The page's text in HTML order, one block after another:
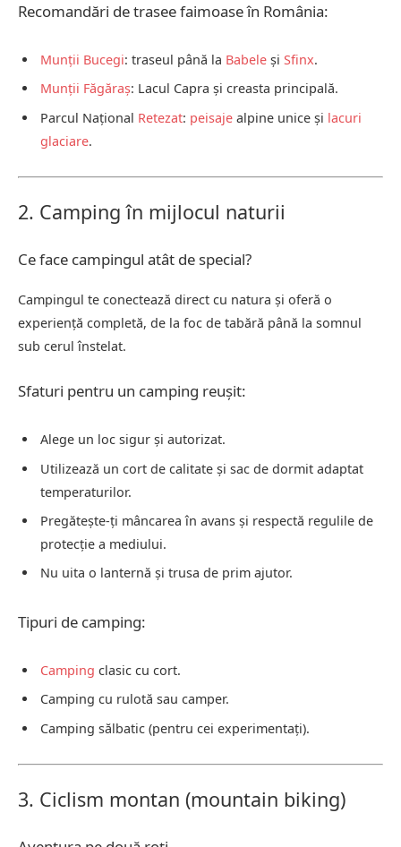
Recomandări de trasee faimoase în România:
Munții Bucegi: traseul până la Babele și Sfinx.
Munții Făgăraș: Lacul Capra și creasta principală.
Parcul Național Retezat: peisaje alpine unice și lacuri
glaciare.
2. Camping în mijlocul naturii
Ce face campingul atât de special?
Campingul te conectează direct cu natura și oferă o
experiență completă, de la foc de tabără până la somnul
sub cerul înstelat.
Sfaturi pentru un camping reușit:
Alege un loc sigur și autorizat.
Utilizează un cort de calitate și sac de dormit adaptat
temperaturilor.
Pregătește-ți mâncarea în avans și respectă regulile de
protecție a mediului.
Nu uita o lanternă și trusa de prim ajutor.
Tipuri de camping:
Camping clasic cu cort.
Camping cu rulotă sau camper.
Camping sălbatic (pentru cei experimentați).
3. Ciclism montan (mountain biking)